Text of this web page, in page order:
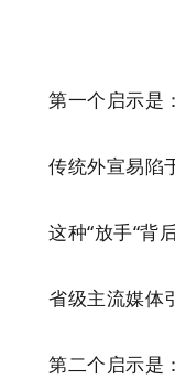
第一个启示是
传统外宣易陷
这种“放手“背
省级主流媒体
第二个启示是